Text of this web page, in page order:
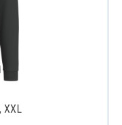
XXL